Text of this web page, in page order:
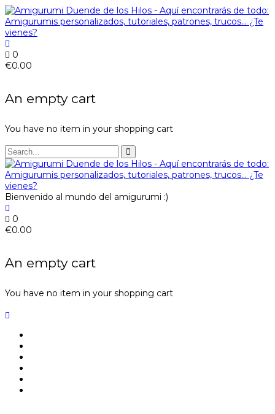
0
€0.00
An empty cart
You have no item in your shopping cart
Bienvenido al mundo del amigurumi :)
0
€0.00
An empty cart
You have no item in your shopping cart